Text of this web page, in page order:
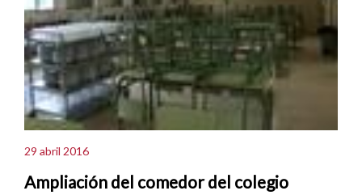
29 abril 2016
Ampliación del comedor del colegio